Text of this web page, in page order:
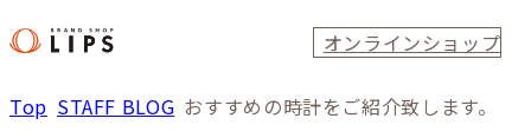
オンラインショップ
Top STAFF BLOG おすすめの時計をご紹介致します。